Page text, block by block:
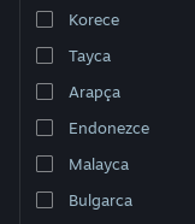
Steam mobil
Masaüstü internet
Korece
Tayca
Arapça
Endonezce
Malayca
Bulgarca